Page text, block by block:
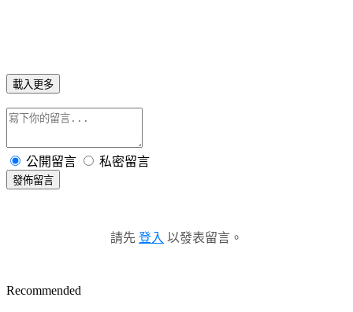
載入更多
公開留言 私密留言
發佈留言
請先 登入 以發表留言。
Recommended